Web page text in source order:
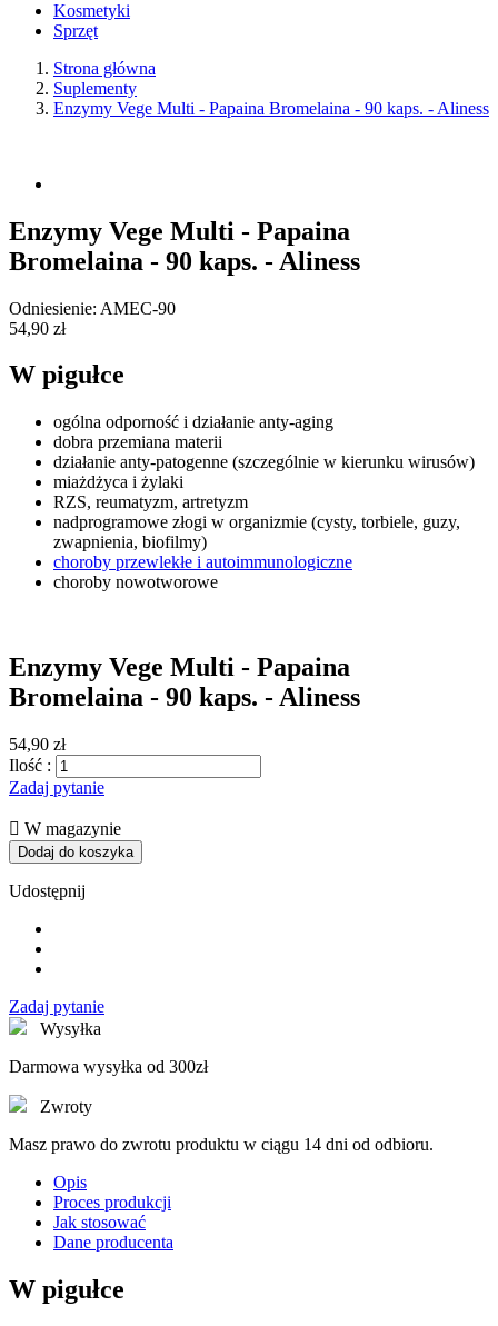
Kosmetyki
Sprzęt
Strona główna
Suplementy
Enzymy Vege Multi - Papaina Bromelaina - 90 kaps. - Aliness
Enzymy Vege Multi - Papaina
Bromelaina - 90 kaps. - Aliness
Odniesienie: AMEC-90
54,90 zł
W pigułce
ogólna odporność i działanie anty-aging
dobra przemiana materii
działanie anty-patogenne (szczególnie w kierunku wirusów)
miażdżyca i żylaki
RZS, reumatyzm, artretyzm
nadprogramowe złogi w organizmie (cysty, torbiele, guzy,
zwapnienia, biofilmy)
choroby przewlekłe i autoimmunologiczne
choroby nowotworowe
Enzymy Vege Multi - Papaina
Bromelaina - 90 kaps. - Aliness
54,90 zł
Ilość :
Zadaj pytanie
 W magazynie
Dodaj do koszyka
Udostępnij
Zadaj pytanie
Wysyłka
Darmowa wysyłka od 300zł
Zwroty
Masz prawo do zwrotu produktu w ciągu 14 dni od odbioru.
Opis
Proces produkcji
Jak stosować
Dane producenta
W pigułce